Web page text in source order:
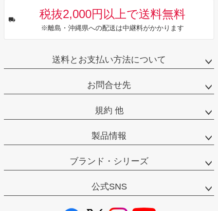
税抜2,000円以上で送料無料
※離島・沖縄県への配送は中継料がかかります
送料とお支払い方法について
お問合せ先
規約 他
製品情報
ブランド・シリーズ
公式SNS